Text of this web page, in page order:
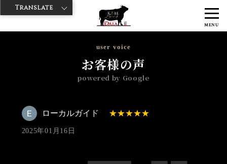
MENU
神戸牛ダイヤ > 神戸牛ダイア すし屋通り店
ロー
カルガイド 2025/01/16 No_review
user voice
お客様の声
powered by Google
ローカルガイド
2025年01月16日
Translate